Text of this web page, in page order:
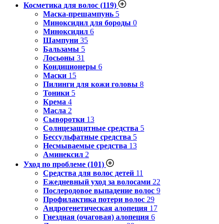
Косметика для волос (119)
Маска-прешампунь 5
Миноксидил для бороды 0
Миноксидил 6
Шампуни 35
Бальзамы 5
Лосьоны 31
Кондиционеры 6
Маски 15
Пилинги для кожи головы 8
Тоники 5
Крема 4
Масла 2
Сыворотки 13
Солнцезащитные средства 5
Бессульфатные средства 5
Несмываемые средства 13
Аминексил 2
Уход по проблеме (101)
Средства для волос детей 11
Ежедневный уход за волосами 22
Послеродовое выпадение волос 9
Профилактика потери волос 29
Андрогенетическая алопеция 17
Гнездная (очаговая) алопеция 6